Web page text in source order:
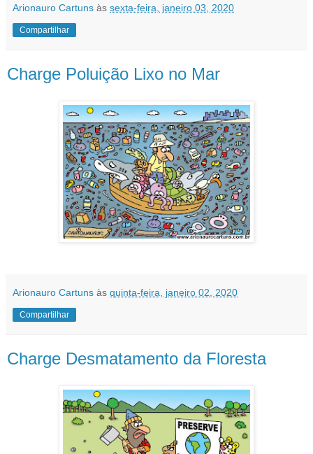
Arionauro Cartuns às sexta-feira, janeiro 03, 2020
Compartilhar
Charge Poluição Lixo no Mar
Arionauro Cartuns às quinta-feira, janeiro 02, 2020
Compartilhar
Charge Desmatamento da Floresta